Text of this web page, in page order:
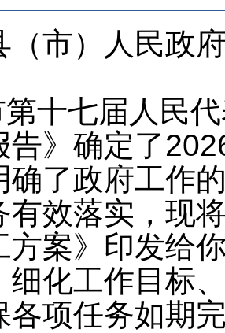
（市）人民政
十七届人民
告》确定了
确了政府工作
有效落实，现
方案》印发给
细化工作目标
各项任务如期